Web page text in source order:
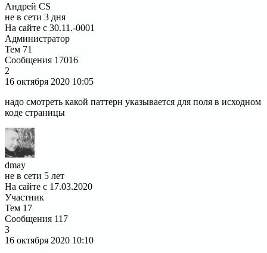
Андрей CS
не в сети 3 дня
На сайте с 30.11.-0001
Администратор
Тем 71
Сообщения 17016
2
16 октября 2020 10:05
надо смотреть какой паттерн указывается для поля в исходном
коде страницы
dmay
не в сети 5 лет
На сайте с 17.03.2020
Участник
Тем 17
Сообщения 117
3
16 октября 2020 10:10